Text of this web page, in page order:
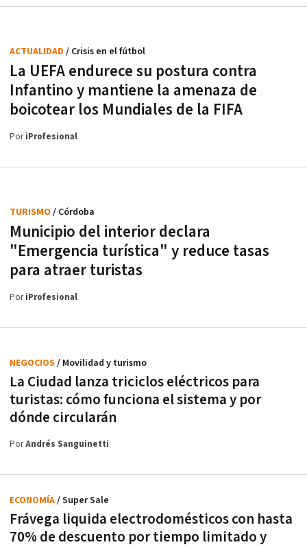
La UEFA endurece su postura contra
Infantino y mantiene la amenaza de
boicotear los Mundiales de la FIFA
ACTUALIDAD / Crisis en el fútbol
PoriProfesional
Municipio del interior declara
"Emergencia turística" y reduce tasas
para atraer turistas
TURISMO / Córdoba
PoriProfesional
La Ciudad lanza triciclos eléctricos para
turistas: cómo funciona el sistema y por
dónde circularán
NEGOCIOS / Movilidad y turismo
PorAndrés Sanguinetti
Frávega liquida electrodomésticos con hasta
70% de descuento por tiempo limitado y
ECONOMÍA/ Super Sale